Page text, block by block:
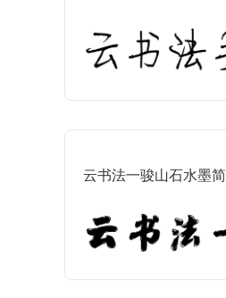
云书法一骏山石水墨简